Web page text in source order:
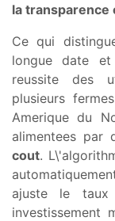
la transparence
Ce qui
longue date
reussite des
plusieurs
Amerique du
alimentees par
cout.
ajuste le
investissement